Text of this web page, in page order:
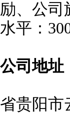
、公司
平：
司地址
贵阳市